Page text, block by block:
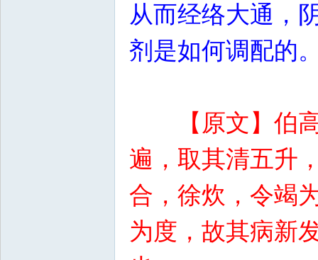
从而经络大通，
剂是如何调配的
【原文】伯
遍，取其清五升
合，徐炊，令竭
为度，故其病新